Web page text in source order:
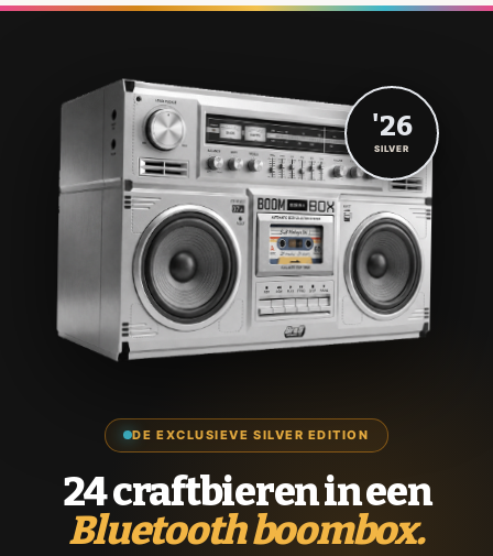
DE EXCLUSIEVE SILVER EDITION
24 craftbieren in een
Bluetooth boombox.
'26
SILVER